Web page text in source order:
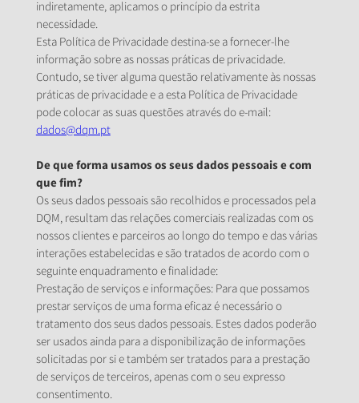
indiretamente, aplicamos o princípio da estrita
necessidade.
Esta Política de Privacidade destina-se a fornecer-lhe
informação sobre as nossas práticas de privacidade.
Contudo, se tiver alguma questão relativamente às nossas
práticas de privacidade e a esta Política de Privacidade
pode colocar as suas questões através do e-mail:
dados@dqm.pt
De que forma usamos os seus dados pessoais e com
que fim?
Os seus dados pessoais são recolhidos e processados pela
DQM, resultam das relações comerciais realizadas com os
nossos clientes e parceiros ao longo do tempo e das várias
interações estabelecidas e são tratados de acordo com o
seguinte enquadramento e finalidade:
Prestação de serviços e informações: Para que possamos
prestar serviços de uma forma eficaz é necessário o
tratamento dos seus dados pessoais. Estes dados poderão
ser usados ainda para a disponibilização de informações
solicitadas por si e também ser tratados para a prestação
de serviços de terceiros, apenas com o seu expresso
consentimento.